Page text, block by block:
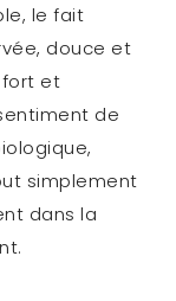
le fait
douce et
fort et
de
simplement
dans la